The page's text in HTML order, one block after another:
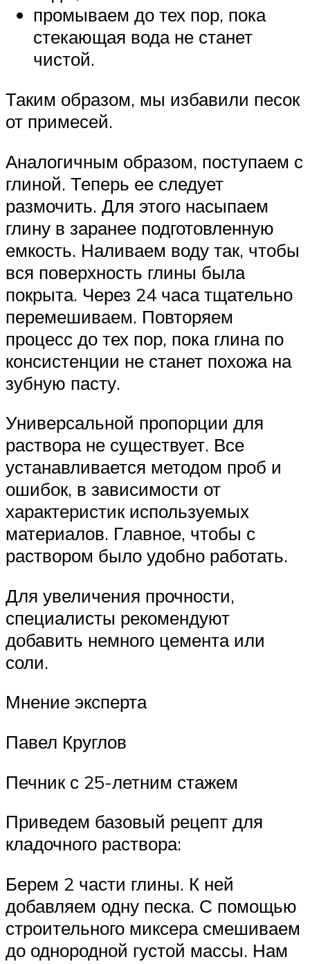
промываем до тех пор, пока
стекающая вода не станет
чистой.
Таким образом, мы избавили песок
от примесей.
Аналогичным образом, поступаем с
глиной. Теперь ее следует
размочить. Для этого насыпаем
глину в заранее подготовленную
емкость. Наливаем воду так, чтобы
вся поверхность глины была
покрыта. Через 24 часа тщательно
перемешиваем. Повторяем
процесс до тех пор, пока глина по
консистенции не станет похожа на
зубную пасту.
Универсальной пропорции для
раствора не существует. Все
устанавливается методом проб и
ошибок, в зависимости от
характеристик используемых
материалов. Главное, чтобы с
раствором было удобно работать.
Для увеличения прочности,
специалисты рекомендуют
добавить немного цемента или
соли.
Мнение эксперта
Павел Круглов
Печник с 25-летним стажем
Приведем базовый рецепт для
кладочного раствора:
Берем 2 части глины. К ней
добавляем одну песка. С помощью
строительного миксера смешиваем
до однородной густой массы. Нам